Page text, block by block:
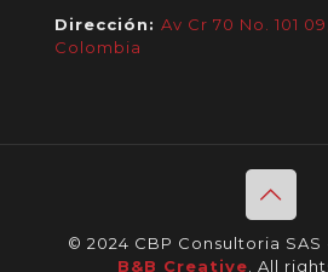
Dirección: Av Cr 70 No. 101
Colombia
© 2024 CBP Consultoria SAS
B&B Creative . All